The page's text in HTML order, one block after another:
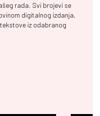
rada. Svi brojevi se
digitalnog izdanja,
iz odabranog